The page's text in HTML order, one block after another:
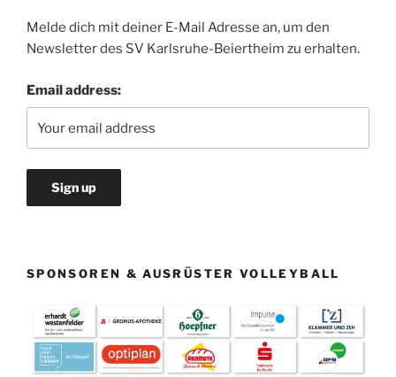
Melde dich mit deiner E-Mail Adresse an, um den
Newsletter des SV Karlsruhe-Beiertheim zu erhalten.
Email address:
SPONSOREN & AUSRÜSTER VOLLEYBALL